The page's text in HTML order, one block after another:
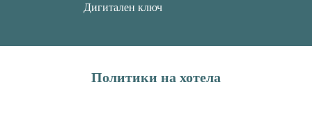
Дигитален ключ
Политики на хотела